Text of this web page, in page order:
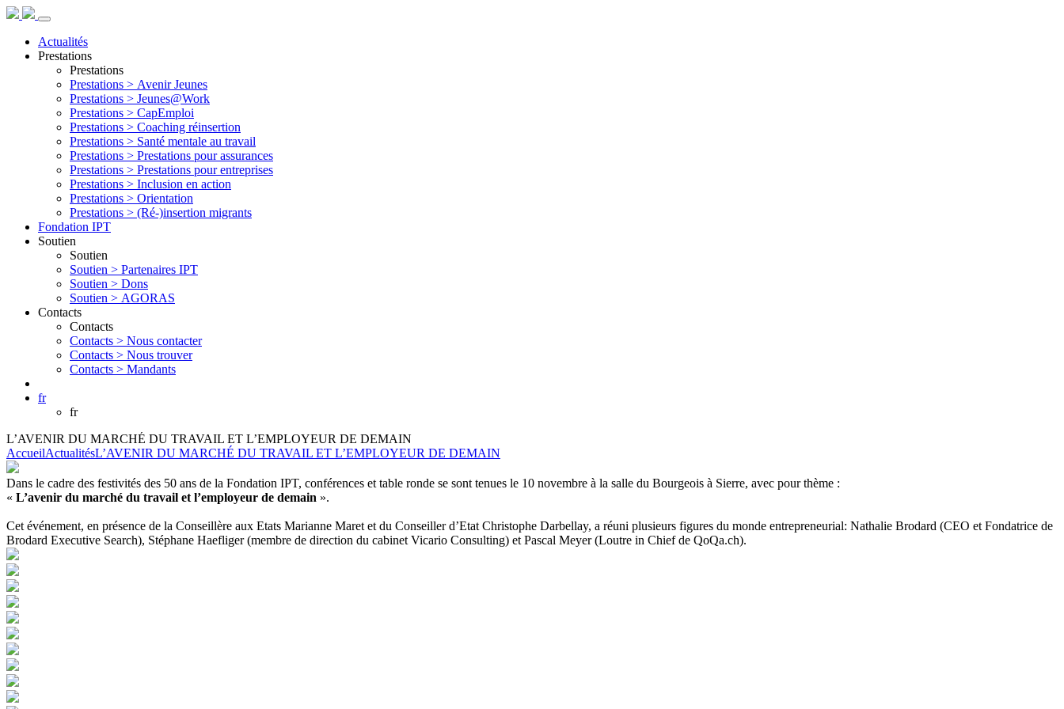
Actualités
Prestations
Prestations
Prestations > Avenir Jeunes
Prestations > Jeunes@Work
Prestations > CapEmploi
Prestations > Coaching réinsertion
Prestations > Santé mentale au travail
Prestations > Prestations pour assurances
Prestations > Prestations pour entreprises
Prestations > Inclusion en action
Prestations > Orientation
Prestations > (Ré-)insertion migrants
Fondation IPT
Soutien
Soutien
Soutien > Partenaires IPT
Soutien > Dons
Soutien > AGORAS
Contacts
Contacts
Contacts > Nous contacter
Contacts > Nous trouver
Contacts > Mandants
fr
fr
L’AVENIR DU MARCHÉ DU TRAVAIL ET L’EMPLOYEUR DE DEMAIN
AccueilActualitésL’AVENIR DU MARCHÉ DU TRAVAIL ET L’EMPLOYEUR DE DEMAIN
Dans le cadre des festivités des 50 ans de la Fondation IPT, conférences et table ronde se sont tenues le 10 novembre à la salle du Bourgeois à Sierre, avec pour thème :
« L’avenir du marché du travail et l’employeur de demain ».
Cet événement, en présence de la Conseillère aux Etats Marianne Maret et du Conseiller d’Etat Christophe Darbellay, a réuni plusieurs figures du monde entrepreneurial: Nathalie Brodard (CEO et Fondatrice de
Brodard Executive Search), Stéphane Haefliger (membre de direction du cabinet Vicario Consulting) et Pascal Meyer (Loutre in Chief de QoQa.ch).